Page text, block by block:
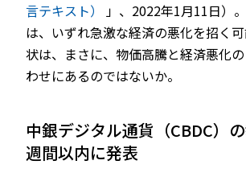
言テキスト） 」、2022年1月11日）
は、いずれ急激な経済の悪化を招く
状は、まさに、物価高騰と経済悪化
わせにあるのではないか。
中銀デジタル通貨（CBDC）
週間以内に発表